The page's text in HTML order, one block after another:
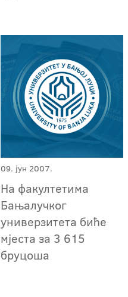
09. јун 2007.
На факултетима
Бањалучког
универзитета биће
мјеста за 3 615
бруцоша